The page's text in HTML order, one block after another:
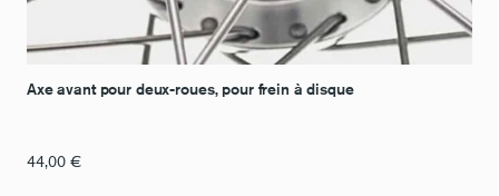
Axe avant pour deux-roues, pour frein à disque
44,00 €